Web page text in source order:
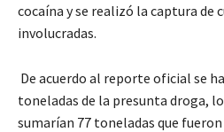
cocaína y se realizó la captura de
involucradas.
De acuerdo al reporte oficial se
toneladas de la presunta droga,
sumarían 77 toneladas que